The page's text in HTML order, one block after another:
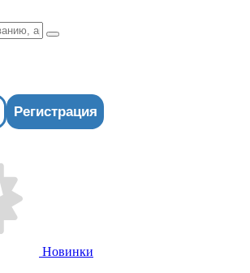
Регистрация
Новинки